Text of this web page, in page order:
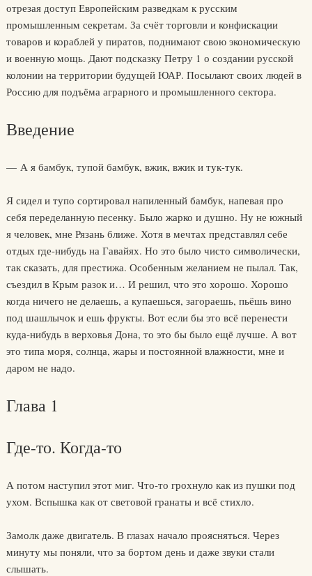
отрезая доступ Европейским разведкам к русским
промышленным секретам. За счёт торговли и конфискации
товаров и кораблей у пиратов, поднимают свою экономическую
и военную мощь. Дают подсказку Петру 1 о создании русской
колонии на территории будущей ЮАР. Посылают своих людей в
Россию для подъёма аграрного и промышленного сектора.
Введение
— А я бамбук, тупой бамбук, вжик, вжик и тук-тук.
Я сидел и тупо сортировал напиленный бамбук, напевая про
себя переделанную песенку. Было жарко и душно. Ну не южный
я человек, мне Рязань ближе. Хотя в мечтах представлял себе
отдых где-нибудь на Гавайях. Но это было чисто символически,
так сказать, для престижа. Особенным желанием не пылал. Так,
съездил в Крым разок и… И решил, что это хорошо. Хорошо
когда ничего не делаешь, а купаешься, загораешь, пьёшь вино
под шашлычок и ешь фрукты. Вот если бы это всё перенести
куда-нибудь в верховья Дона, то это бы было ещё лучше. А вот
это типа моря, солнца, жары и постоянной влажности, мне и
даром не надо.
Глава 1
Где-то. Когда-то
А потом наступил этот миг. Что-то грохнуло как из пушки под
ухом. Вспышка как от световой гранаты и всё стихло.
Замолк даже двигатель. В глазах начало проясняться. Через
минуту мы поняли, что за бортом день и даже звуки стали
слышать.